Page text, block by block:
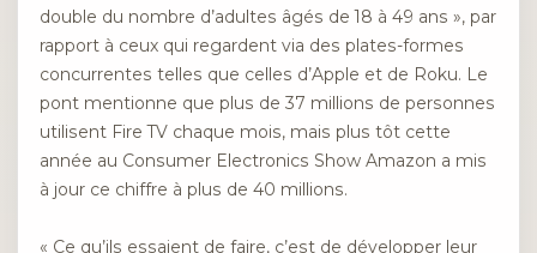
double du nombre d’adultes âgés de 18 à 49 ans », par
rapport à ceux qui regardent via des plates-formes
concurrentes telles que celles d’Apple et de Roku. Le
pont mentionne que plus de 37 millions de personnes
utilisent Fire TV chaque mois, mais plus tôt cette
année au Consumer Electronics Show Amazon a mis
à jour ce chiffre à plus de 40 millions.
« Ce qu’ils essaient de faire, c’est de développer leur